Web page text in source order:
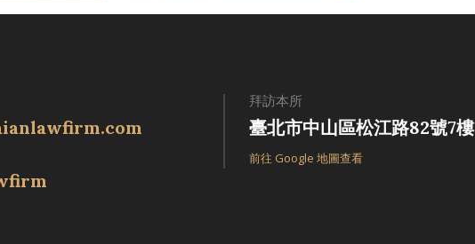
拜訪本所
臺北市中山區松江路82號7樓
前往 Google 地圖查看